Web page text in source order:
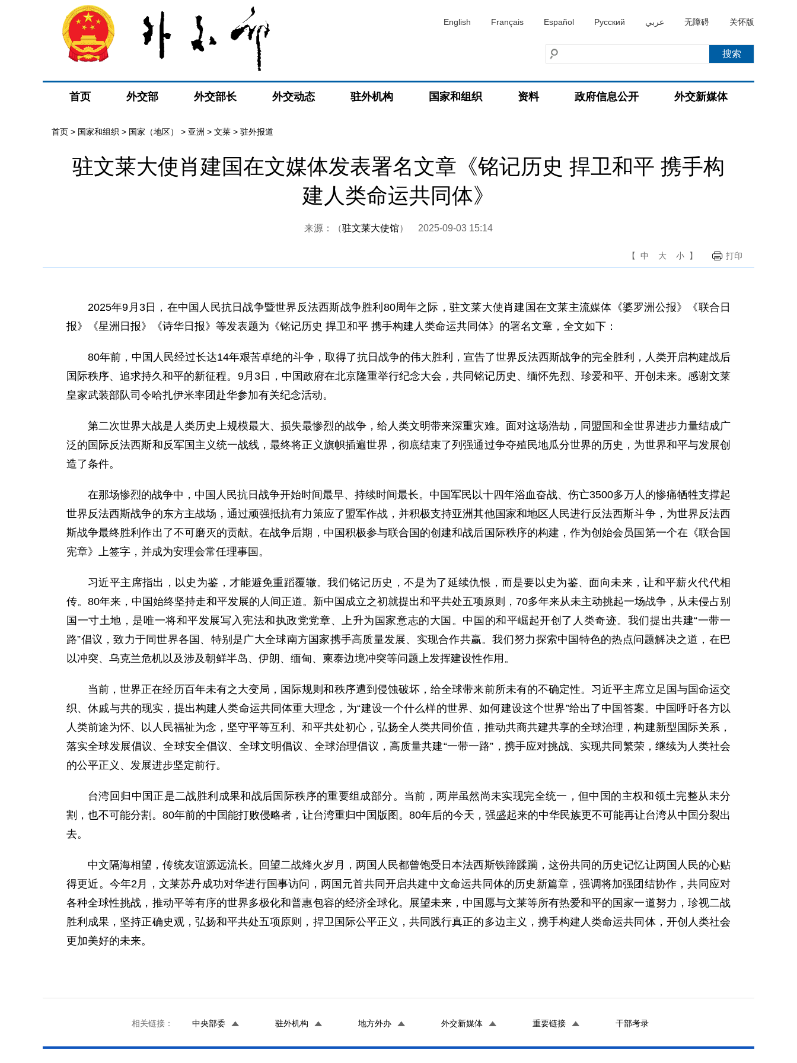
English Français Español Русский عربي 无障碍 关怀版
首页 外交部 外交部长 外交动态 驻外机构 国家和组织 资料 政府信息公开 外交新媒体
首页 > 国家和组织 > 国家（地区） > 亚洲 > 文莱 > 驻外报道
驻文莱大使肖建国在文媒体发表署名文章《铭记历史 捍卫和平 携手构
建人类命运共同体》
来源：（驻文莱大使馆） 2025-09-03 15:14
【 中 大 小 】 打印
2025年9月3日，在中国人民抗日战争暨世界反法西斯战争胜利80周年之际，驻文莱大使肖建国在文莱主流媒体《婆罗洲公报》《联合日
报》《星洲日报》《诗华日报》等发表题为《铭记历史 捍卫和平 携手构建人类命运共同体》的署名文章，全文如下：
80年前，中国人民经过长达14年艰苦卓绝的斗争，取得了抗日战争的伟大胜利，宣告了世界反法西斯战争的完全胜利，人类开启构建战后
国际秩序、追求持久和平的新征程。9月3日，中国政府在北京隆重举行纪念大会，共同铭记历史、缅怀先烈、珍爱和平、开创未来。感谢文莱
皇家武装部队司令哈扎伊米率团赴华参加有关纪念活动。
第二次世界大战是人类历史上规模最大、损失最惨烈的战争，给人类文明带来深重灾难。面对这场浩劫，同盟国和全世界进步力量结成广
泛的国际反法西斯和反军国主义统一战线，最终将正义旗帜插遍世界，彻底结束了列强通过争夺殖民地瓜分世界的历史，为世界和平与发展创
造了条件。
在那场惨烈的战争中，中国人民抗日战争开始时间最早、持续时间最长。中国军民以十四年浴血奋战、伤亡3500多万人的惨痛牺牲支撑起
世界反法西斯战争的东方主战场，通过顽强抵抗有力策应了盟军作战，并积极支持亚洲其他国家和地区人民进行反法西斯斗争，为世界反法西
斯战争最终胜利作出了不可磨灭的贡献。在战争后期，中国积极参与联合国的创建和战后国际秩序的构建，作为创始会员国第一个在《联合国
宪章》上签字，并成为安理会常任理事国。
习近平主席指出，以史为鉴，才能避免重蹈覆辙。我们铭记历史，不是为了延续仇恨，而是要以史为鉴、面向未来，让和平薪火代代相
传。80年来，中国始终坚持走和平发展的人间正道。新中国成立之初就提出和平共处五项原则，70多年来从未主动挑起一场战争，从未侵占别
国一寸土地，是唯一将和平发展写入宪法和执政党党章、上升为国家意志的大国。中国的和平崛起开创了人类奇迹。我们提出共建“一带一
路”倡议，致力于同世界各国、特别是广大全球南方国家携手高质量发展、实现合作共赢。我们努力探索中国特色的热点问题解决之道，在巴
以冲突、乌克兰危机以及涉及朝鲜半岛、伊朗、缅甸、柬泰边境冲突等问题上发挥建设性作用。
当前，世界正在经历百年未有之大变局，国际规则和秩序遭到侵蚀破坏，给全球带来前所未有的不确定性。习近平主席立足国与国命运交
织、休戚与共的现实，提出构建人类命运共同体重大理念，为“建设一个什么样的世界、如何建设这个世界”给出了中国答案。中国呼吁各方以
人类前途为怀、以人民福祉为念，坚守平等互利、和平共处初心，弘扬全人类共同价值，推动共商共建共享的全球治理，构建新型国际关系，
落实全球发展倡议、全球安全倡议、全球文明倡议、全球治理倡议，高质量共建“一带一路”，携手应对挑战、实现共同繁荣，继续为人类社会
的公平正义、发展进步坚定前行。
台湾回归中国正是二战胜利成果和战后国际秩序的重要组成部分。当前，两岸虽然尚未实现完全统一，但中国的主权和领土完整从未分
割，也不可能分割。80年前的中国能打败侵略者，让台湾重归中国版图。80年后的今天，强盛起来的中华民族更不可能再让台湾从中国分裂出
去。
中文隔海相望，传统友谊源远流长。回望二战烽火岁月，两国人民都曾饱受日本法西斯铁蹄蹂躏，这份共同的历史记忆让两国人民的心贴
得更近。今年2月，文莱苏丹成功对华进行国事访问，两国元首共同开启共建中文命运共同体的历史新篇章，强调将加强团结协作，共同应对
各种全球性挑战，推动平等有序的世界多极化和普惠包容的经济全球化。展望未来，中国愿与文莱等所有热爱和平的国家一道努力，珍视二战
胜利成果，坚持正确史观，弘扬和平共处五项原则，捍卫国际公平正义，共同践行真正的多边主义，携手构建人类命运共同体，开创人类社会
更加美好的未来。
相关链接： 中央部委 驻外机构 地方外办 外交新媒体 重要链接 干部考录